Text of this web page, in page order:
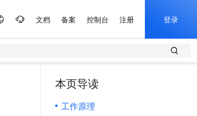
文档 备案 控制台 注册 登录
本页导读
工作原理
轻量应用服务器
Agency Agents：拥有专属领域专家
AI 活动
AI 生产力先锋
先锋实践拓展 AI 生产力的边界
阿里云 OPC 创新助力计划
专业服务
服务伙伴合作计划
Al MaaS 服务伙伴赋能合作
开发者社区
加入我们